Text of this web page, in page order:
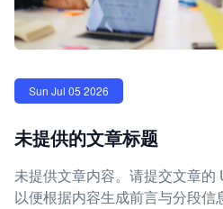
Sun Jul 05 2026
未提供的文章标题
未提供文章内容。请提交文章的
以便根据内容生成前言与分段信